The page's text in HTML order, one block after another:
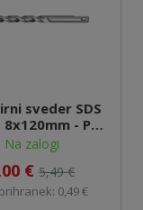
sveder SDS
8x120mm - P-
64347
Na zalogi
€5,49 €
0,49 €